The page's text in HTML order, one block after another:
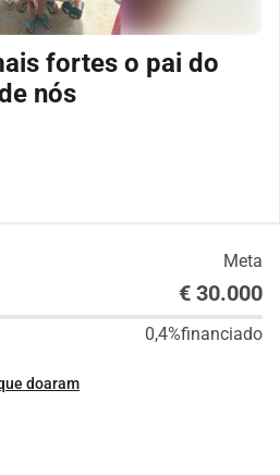
fortes o pai do
nós
Meta
€ 30.000
0,4%financiado
doaram